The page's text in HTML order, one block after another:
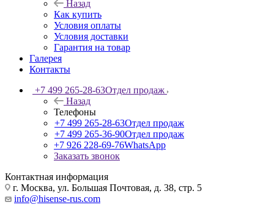
Назад
Как купить
Условия оплаты
Условия доставки
Гарантия на товар
Галерея
Контакты
+7 499 265-28-63Отдел продаж
Назад
Телефоны
+7 499 265-28-63Отдел продаж
+7 499 265-36-90Отдел продаж
+7 926 228-69-76WhatsApp
Заказать звонок
Контактная информация
г. Москва, ул. Большая Почтовая, д. 38, стр. 5
info@hisense-rus.com